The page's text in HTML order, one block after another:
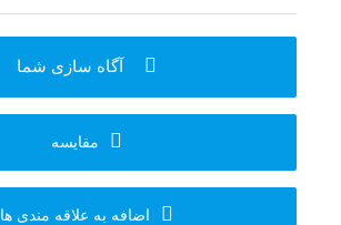
آگاه سازی شما
مقایسه
اضافه به علاقه مندی ها